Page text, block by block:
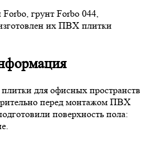
грунт Forbo 044,
их ПВХ плитки
для офисных пространств
перед монтажом ПВХ
поверхность пола: